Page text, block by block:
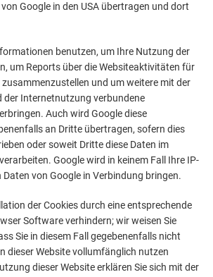
Google in den USA übertragen und dort
benutzen, um Ihre Nutzung der
um Reports über die Websiteaktivitäten für
und um weitere mit der
der Internetnutzung verbundene
Auch wird Google diese
an Dritte übertragen, sofern dies
oder soweit Dritte diese Daten im
Google wird in keinem Fall Ihre IP-
von Google in Verbindung bringen.
der Cookies durch eine entsprechende
Software verhindern; wir weisen Sie
Sie in diesem Fall gegebenenfalls nicht
dieser Website vollumfänglich nutzen
dieser Website erklären Sie sich mit der